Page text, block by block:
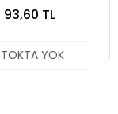
93,60 TL
YOK